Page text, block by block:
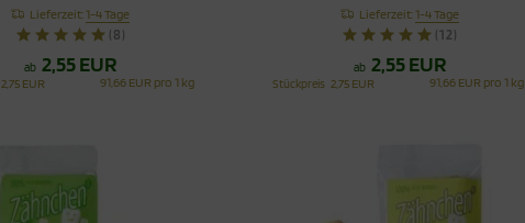
Lieferzeit:1-4 Tage
(8)
ab 2,55 EUR
2,75 EUR 91,66 EUR pro 1 kg
Lieferzeit:1-4 Tage
(12)
ab 2,55 EUR
Stückpreis 2,75 EUR 91,66 EUR pro 1 kg